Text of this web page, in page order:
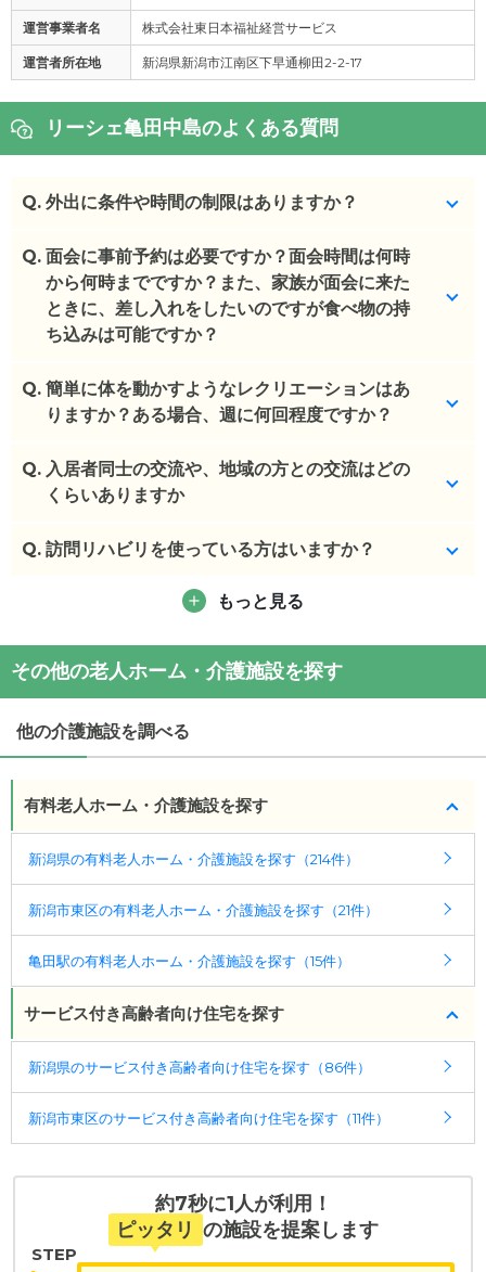
運営事業者名 株式会社東日本福祉経営サービス
運営者所在地 新潟県新潟市江南区下早通柳田2-2-17
リーシェ亀田中島のよくある質問
Q. 外出に条件や時間の制限はありますか？
特にありません。お食事が不要になる場合には事前
申告をお願いします。
(回答者: 施設担当者,回答日: 2024/04/09)
Q. 面会に事前予約は必要ですか？面会時間は何時
から何時までですか？また、家族が面会に来た
ときに、差し入れをしたいのですが食べ物の持
ち込みは可能ですか？
事前予約は不要です。基本的には9~18時となりま
す。差し入れは可能ですが、食べ切れる量でお願い
(回答者: 施設担当者,回答日: 2024/04/09)
Q. 簡単に体を動かすようなレクリエーションはあ
りますか？ある場合、週に何回程度ですか？
毎日体操がございます。
Q. 入居者同士の交流や、地域の方との交流はどの
くらいありますか
おやつやお食事の時間で交流しております。
(回答者: 施設担当者,回答日: 2024/04/09)
Q. 訪問リハビリを使っている方はいますか？
いらっしゃいます。
(回答者: 施設担当者,回答日: 2024/04/09)
もっと見る
その他の老人ホーム・介護施設を探す
他の介護施設を調べる
有料老人ホーム・介護施設を探す
新潟県の有料老人ホーム・介護施設を探す（214件）
新潟市東区の有料老人ホーム・介護施設を探す（21件）
亀田駅の有料老人ホーム・介護施設を探す（15件）
サービス付き高齢者向け住宅を探す
新潟県のサービス付き高齢者向け住宅を探す（86件）
新潟市東区のサービス付き高齢者向け住宅を探す（11件）
約7秒に1人が利用！
ピッタリ の施設を提案します
STEP